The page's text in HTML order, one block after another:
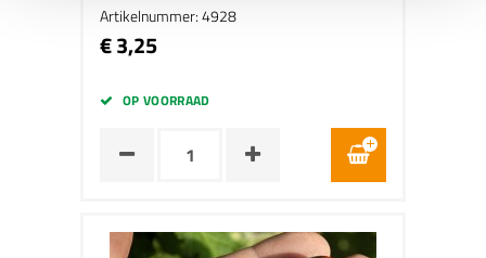
Artikelnummer: 4928
€ 3,25
OP VOORRAAD